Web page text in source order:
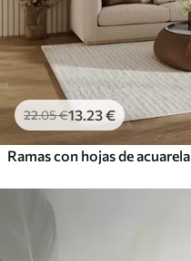
22.05€13.23€
Ramas con hojas de acuarela